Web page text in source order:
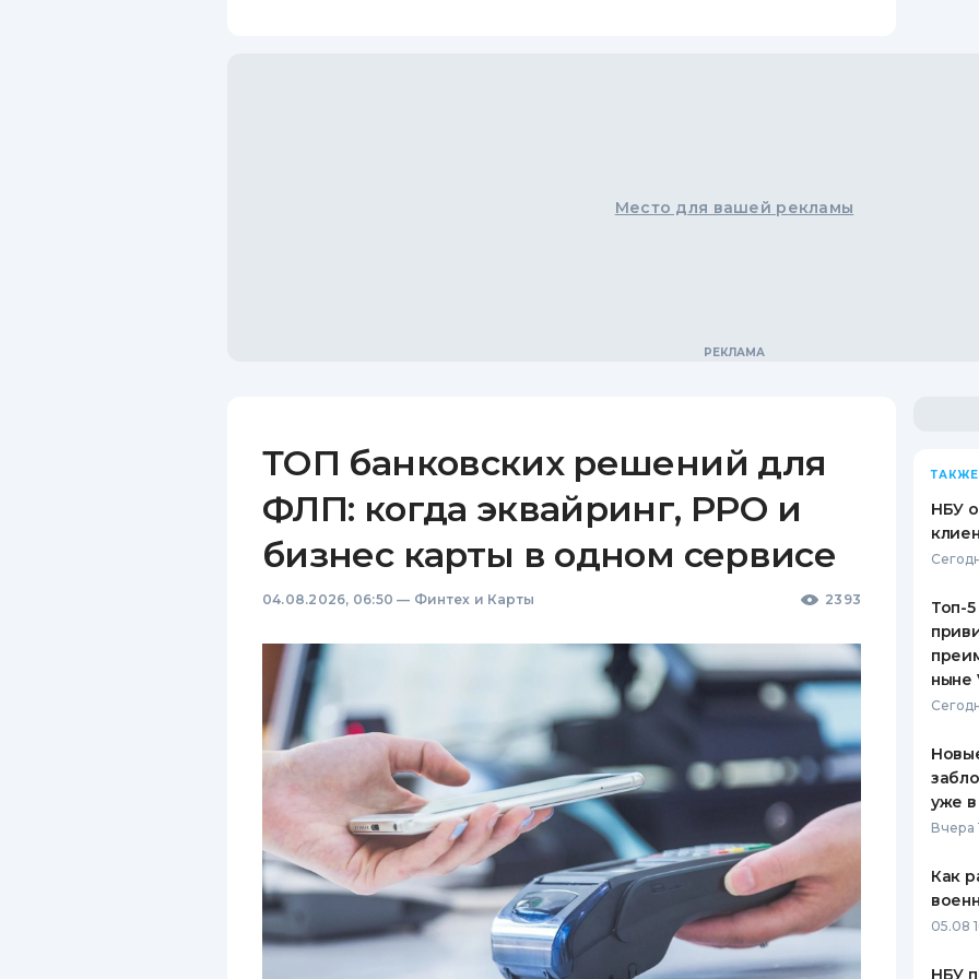
Место для вашей рекламы
ТОП банковских решений для
ФЛП: когда эквайринг, РРО и
бизнес карты в одном сервисе
04.08.2026, 06:50 — Финтех и Карты 2393
НБУ
Топ-
ныне
уже в
Вчера
Как
05.08
НБУ